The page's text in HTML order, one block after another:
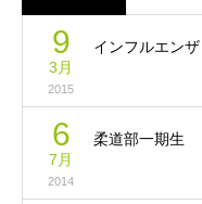
9
3月
2015
インフルエンザ
6
7月
2014
柔道部一期生